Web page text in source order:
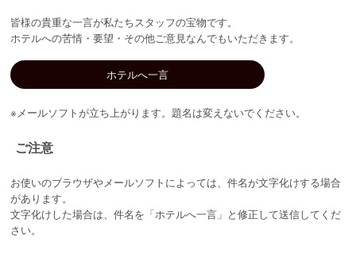
皆様の貴重な一言が私たちスタッフの宝物です。
ホテルへの苦情・要望・その他ご意見なんでもいただきます。
ホテルへ一言
※メールソフトが立ち上がります。題名は変えないでください。
ご注意
お使いのブラウザやメールソフトによっては、件名が文字化けする場合
があります。
文字化けした場合は、件名を「ホテルへ一言」と修正して送信してくだ
さい。